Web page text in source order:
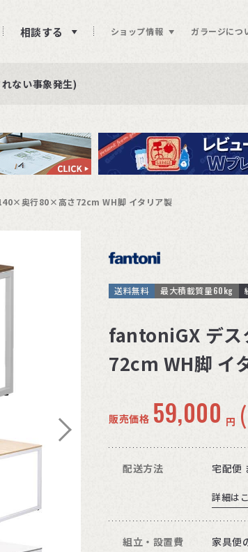
相談する ショップ情報 ガラージにつ
ります
ない事象発生)
奥行80×高さ72cm WH脚 イタリア製
送料無料 最大積載質量60kg
fantoniGX デ
72cm WH脚 イ
販売価格 59,000 円 (
配送方法 宅配便
詳細は
組立・設置費 家具便